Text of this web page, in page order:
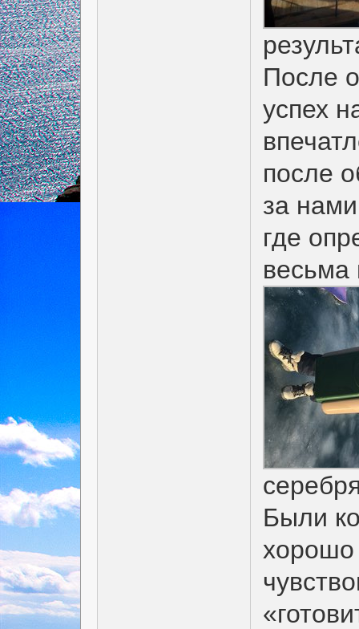
После
успех
после
за
где
весьма
Были
хорошо